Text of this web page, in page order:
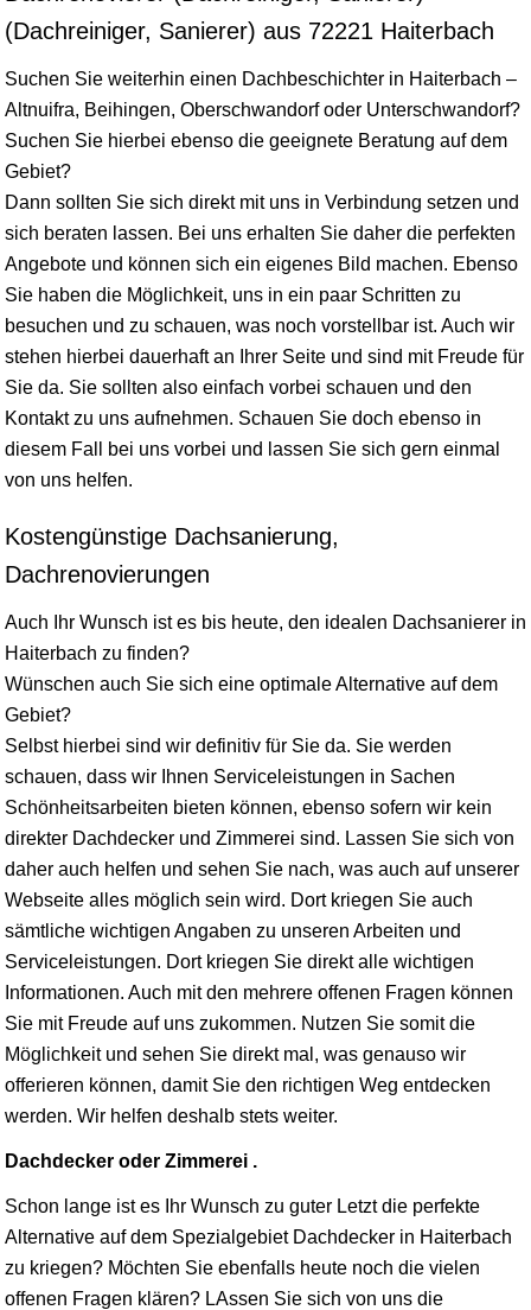
(Dachreiniger, Sanierer) aus 72221 Haiterbach
Suchen Sie weiterhin einen Dachbeschichter in Haiterbach –
Altnuifra, Beihingen, Oberschwandorf oder Unterschwandorf?
Suchen Sie hierbei ebenso die geeignete Beratung auf dem
Gebiet?
Dann sollten Sie sich direkt mit uns in Verbindung setzen und
sich beraten lassen. Bei uns erhalten Sie daher die perfekten
Angebote und können sich ein eigenes Bild machen. Ebenso
Sie haben die Möglichkeit, uns in ein paar Schritten zu
besuchen und zu schauen, was noch vorstellbar ist. Auch wir
stehen hierbei dauerhaft an Ihrer Seite und sind mit Freude für
Sie da. Sie sollten also einfach vorbei schauen und den
Kontakt zu uns aufnehmen. Schauen Sie doch ebenso in
diesem Fall bei uns vorbei und lassen Sie sich gern einmal
von uns helfen.
Kostengünstige Dachsanierung,
Dachrenovierungen
Auch Ihr Wunsch ist es bis heute, den idealen Dachsanierer in
Haiterbach zu finden?
Wünschen auch Sie sich eine optimale Alternative auf dem
Gebiet?
Selbst hierbei sind wir definitiv für Sie da. Sie werden
schauen, dass wir Ihnen Serviceleistungen in Sachen
Schönheitsarbeiten bieten können, ebenso sofern wir kein
direkter Dachdecker und Zimmerei sind. Lassen Sie sich von
daher auch helfen und sehen Sie nach, was auch auf unserer
Webseite alles möglich sein wird. Dort kriegen Sie auch
sämtliche wichtigen Angaben zu unseren Arbeiten und
Serviceleistungen. Dort kriegen Sie direkt alle wichtigen
Informationen. Auch mit den mehrere offenen Fragen können
Sie mit Freude auf uns zukommen. Nutzen Sie somit die
Möglichkeit und sehen Sie direkt mal, was genauso wir
offerieren können, damit Sie den richtigen Weg entdecken
werden. Wir helfen deshalb stets weiter.
Dachdecker oder Zimmerei .
Schon lange ist es Ihr Wunsch zu guter Letzt die perfekte
Alternative auf dem Spezialgebiet Dachdecker in Haiterbach
zu kriegen? Möchten Sie ebenfalls heute noch die vielen
offenen Fragen klären? LAssen Sie sich von uns die